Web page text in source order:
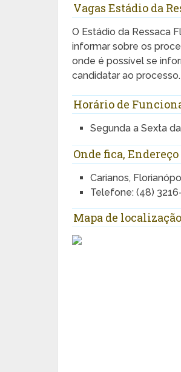
Vagas Estádio da
O Estádio da Ressaca
informar sobre os
onde é possível se
candidatar ao processo.
Horário de
Segunda a Sexta
Onde fica,
Carianos,
Telefone: (48)
Mapa de localização